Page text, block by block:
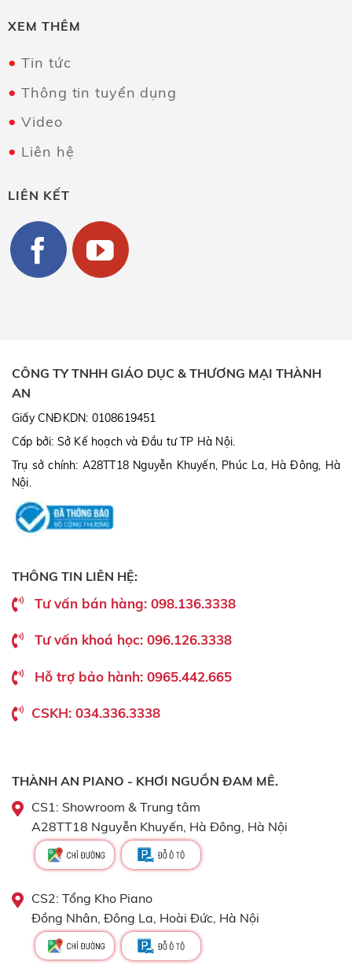
XEM THÊM
Tin tức
Thông tin tuyển dụng
Video
Liên hệ
LIÊN KẾT
CÔNG TY TNHH GIÁO DỤC & THƯƠNG MẠI THÀNH
AN
Giấy CNĐKDN: 0108619451
Cấp bởi: Sở Kế hoạch và Đầu tư TP Hà Nội.
Trụ sở chính: A28TT18 Nguyễn Khuyến, Phúc La, Hà Đông, Hà
Nội.
THÔNG TIN LIÊN HỆ:
Tư vấn bán hàng: 098.136.3338
Tư vấn khoá học: 096.126.3338
Hỗ trợ bảo hành: 0965.442.665
CSKH: 034.336.3338
THÀNH AN PIANO - KHƠI NGUỒN ĐAM MÊ.
CS1: Showroom & Trung tâm
A28TT18 Nguyễn Khuyến, Hà Đông, Hà Nội
CS2: Tổng Kho Piano
Đồng Nhân, Đông La, Hoài Đức, Hà Nội